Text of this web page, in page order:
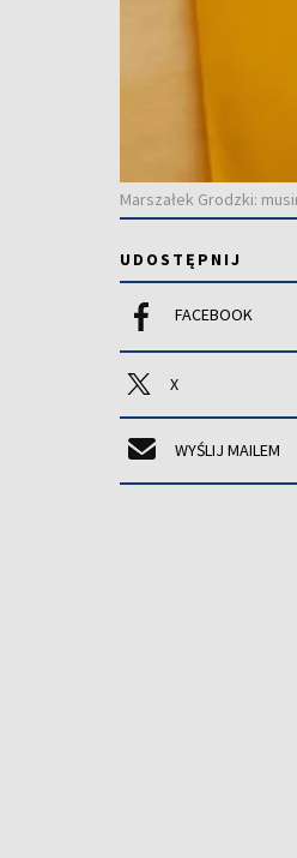
Marszałek Grodzki:
UDOSTĘPNIJ
FACEBOOK
X
WYŚLIJ MAILEM